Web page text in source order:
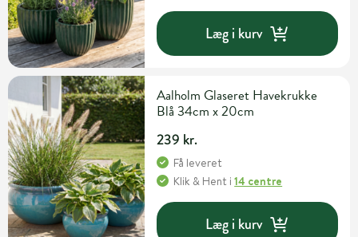
Læg i kurv
Aalholm Glaseret Havekrukke
Blå 34cm x 20cm
239 kr.
Få leveret
Klik & Hent i14 centre
Læg i kurv